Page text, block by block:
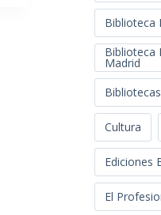
Biblioteca
Biblioteca
Madrid
Bibliotecas
Cultura
Ediciones
El